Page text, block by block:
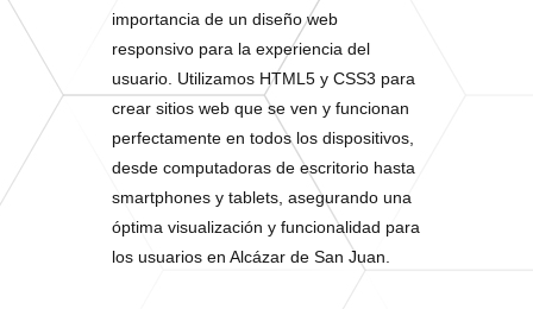
importancia de un diseño web
responsivo para la experiencia del
usuario. Utilizamos HTML5 y CSS3 para
crear sitios web que se ven y funcionan
perfectamente en todos los dispositivos,
desde computadoras de escritorio hasta
smartphones y tablets, asegurando una
óptima visualización y funcionalidad para
los usuarios en Alcázar de San Juan.